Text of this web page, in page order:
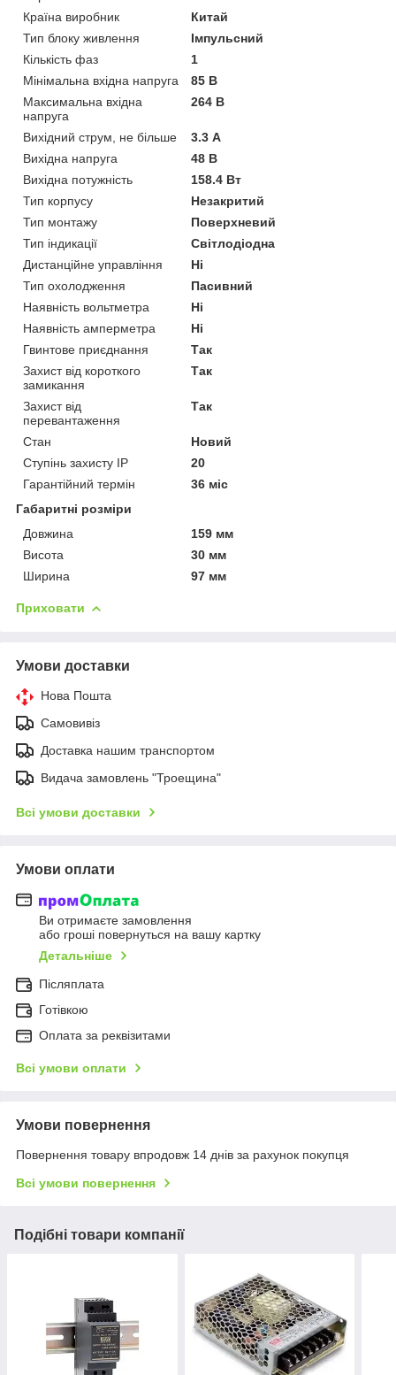
Країна виробник
Китай
Тип блоку живлення
Імпульсний
Кількість фаз
1
Мінімальна вхідна напруга
85 В
Максимальна вхідна
напруга
264 В
Вихідний струм, не більше
3.3 А
Вихідна напруга
48 В
Вихідна потужність
158.4 Вт
Тип корпусу
Незакритий
Тип монтажу
Поверхневий
Тип індикації
Світлодіодна
Дистанційне управління
Ні
Тип охолодження
Пасивний
Наявність вольтметра
Ні
Наявність амперметра
Ні
Гвинтове приєднання
Так
Захист від короткого
замикання
Так
Захист від
перевантаження
Так
Стан
Новий
Ступінь захисту IP
20
Гарантійний термін
36 міс
Габаритні розміри
Довжина
159 мм
Висота
30 мм
Ширина
97 мм
Приховати
Умови доставки
Нова Пошта
Самовивіз
Доставка нашим транспортом
Видача замовлень "Троещина"
Всі умови доставки
Умови оплати
Ви отримаєте замовлення
або гроші повернуться на вашу картку
Детальніше
Післяплата
Готівкою
Оплата за реквізитами
Всі умови оплати
Умови повернення
Повернення товару впродовж 14 днів за рахунок покупця
Всі умови повернення
Подібні товари компанії